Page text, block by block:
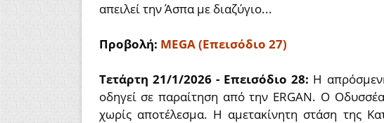
απειλεί την Άσπα με διαζύγιο...
Προβολή: MEGA (Επεισόδιο 27)
Τετάρτη 21/1/2026 - Επεισόδιο 28: Η
οδηγεί σε παραίτηση από την ERGAN. Ο
χωρίς αποτέλεσμα. Η αμετακίνητη στάση της